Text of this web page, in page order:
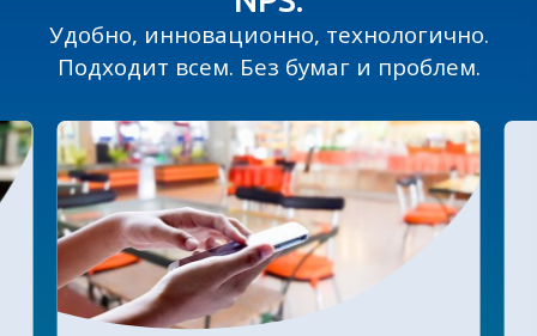
Удобно, инновационно, технологично.
Подходит всем. Без бумаг и проблем.
С
ф